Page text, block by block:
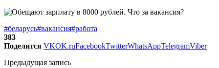
#беларусь#вакансия#работа
383
Поделится VKOK.ruFacebookTwitterWhatsAppTelegramViber
Предыдущая запись